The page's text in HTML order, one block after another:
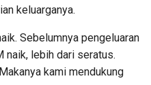
keluarganya.
Sebelumnya pengeluaran
naik, lebih dari seratus.
kami mendukung